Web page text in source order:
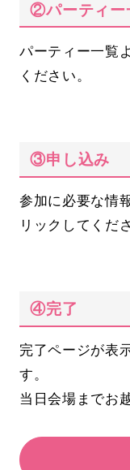
②パーティー
パーティー一覧
ください。
③申し込み
参加に必要な情
リックしてくだ
④完了
完了ページが表
す。
当日会場までお